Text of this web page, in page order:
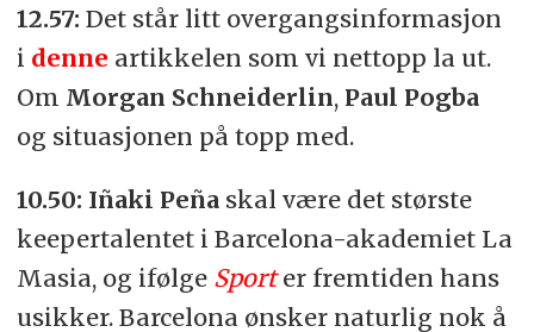
12.57: Det står litt overgangsinformasjon
i denne artikkelen som vi nettopp la ut.
Om Morgan Schneiderlin, Paul Pogba
og situasjonen på topp med.
10.50: Iñaki Peñaskal være det største
keepertalentet i Barcelona-akademiet La
Masia, og ifølge Sporter fremtiden hans
usikker. Barcelona ønsker naturlig nok å